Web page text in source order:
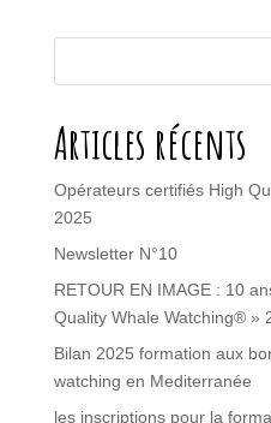
Articles récents
Opérateurs certifiés High
2025
Newsletter N°10
RETOUR EN IMAGE : 10
Quality Whale Watching® »
Bilan 2025 formation aux
watching en Mediterranée
les inscriptions pour la